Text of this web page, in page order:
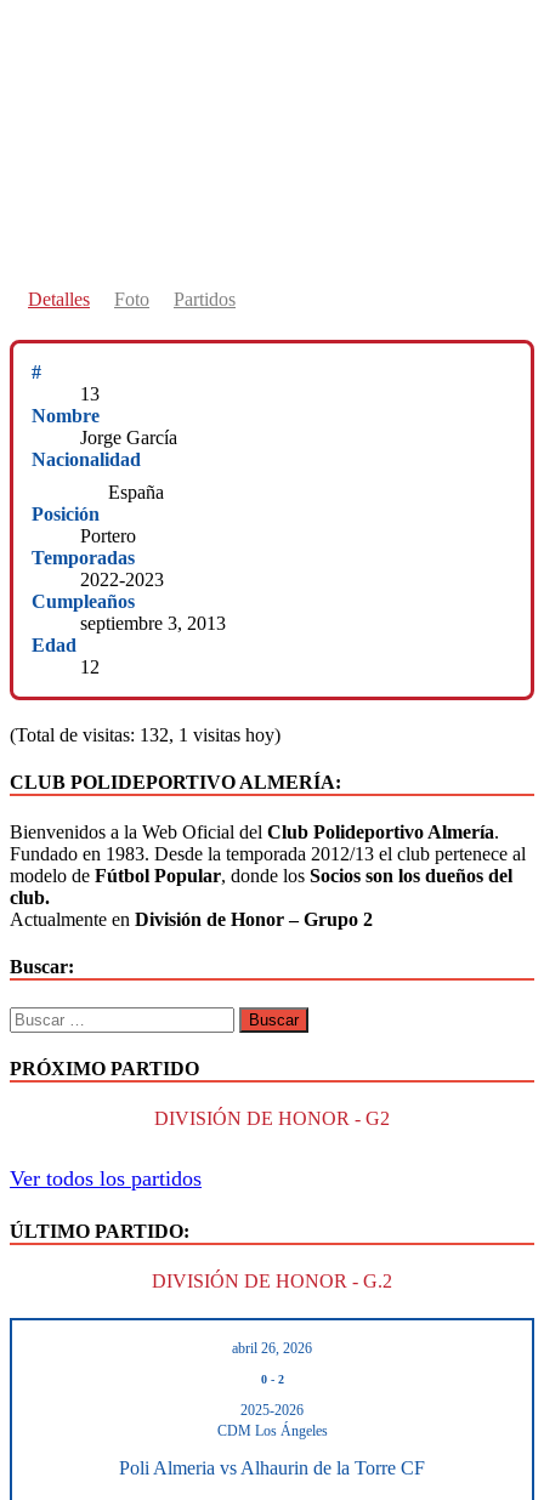
Detalles Foto Partidos
#
13
Nombre
Jorge García
Nacionalidad
España
Posición
Portero
Temporadas
2022-2023
Cumpleaños
septiembre 3, 2013
Edad
12
(Total de visitas: 132, 1 visitas hoy)
CLUB POLIDEPORTIVO ALMERÍA:
Bienvenidos a la Web Oficial del Club Polideportivo Almería.
Fundado en 1983. Desde la temporada 2012/13 el club pertenece al
modelo de Fútbol Popular, donde los Socios son los dueños del
club.
Actualmente en División de Honor – Grupo 2
Buscar:
Buscar:
PRÓXIMO PARTIDO
DIVISIÓN DE HONOR - G2
Ver todos los partidos
ÚLTIMO PARTIDO:
DIVISIÓN DE HONOR - G.2
abril 26, 2026
0- 2
2025-2026
CDM Los Ángeles
Poli Almeria vs Alhaurin de la Torre CF